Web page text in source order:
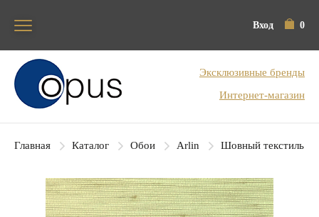
Вход 0
Блок поиска
Эксклюзивные бренды
Интернет-магазин
Главная Каталог Обои Arlin Шовный текстиль